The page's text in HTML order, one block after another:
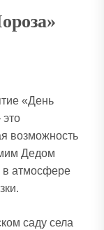
«День
возможность
Дедом
в атмосфере
саду села